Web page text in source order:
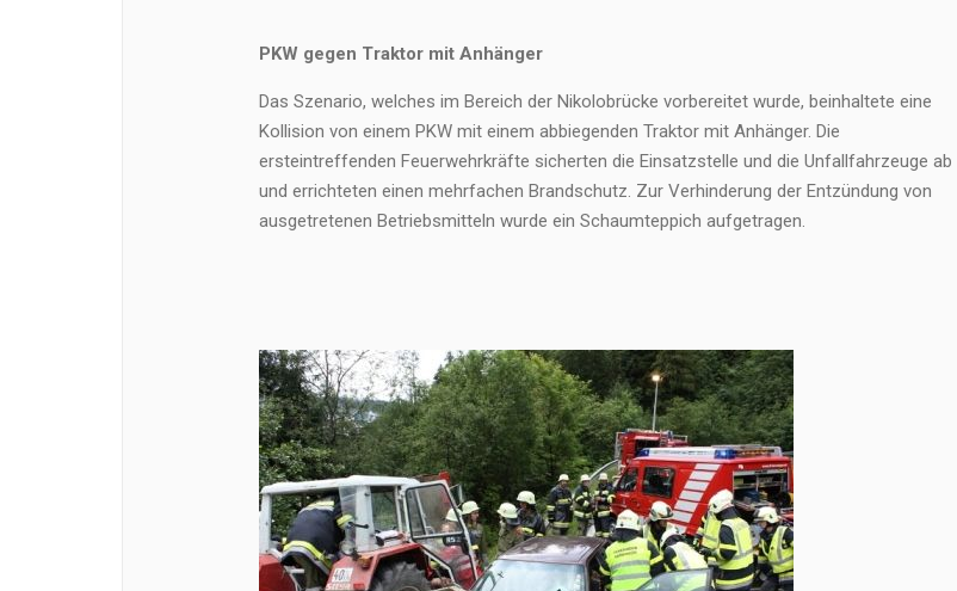
PKW gegen Traktor mit Anhänger
Das Szenario, welches im Bereich der Nikolobrücke vorbereitet wurde, beinhaltete eine
Kollision von einem PKW mit einem abbiegenden Traktor mit Anhänger. Die
ersteintreffenden Feuerwehrkräfte sicherten die Einsatzstelle und die Unfallfahrzeuge ab
und errichteten einen mehrfachen Brandschutz. Zur Verhinderung der Entzündung von
ausgetretenen Betriebsmitteln wurde ein Schaumteppich aufgetragen.